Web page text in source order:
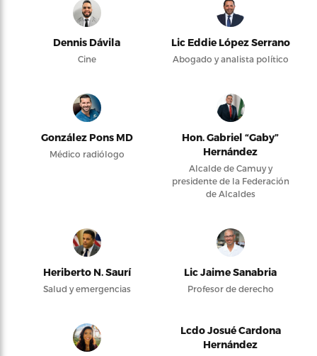
Dennis Dávila
Cine
Lic Eddie López Serrano
Abogado y analista político
González Pons MD
Médico radiólogo
Hon. Gabriel “Gaby”
Hernández
Alcalde de Camuy y
presidente de la Federación
de Alcaldes
Heriberto N. Saurí
Salud y emergencias
Lic Jaime Sanabria
Profesor de derecho
Lcdo Josué Cardona
Hernández